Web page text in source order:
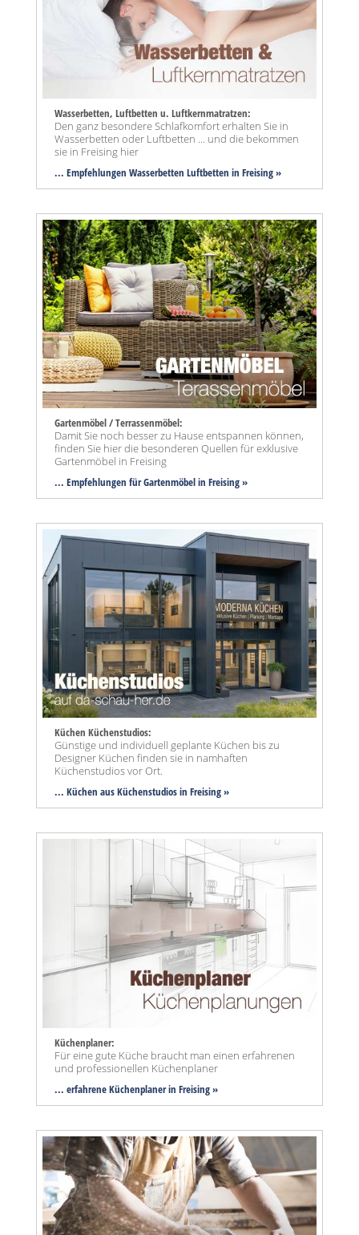
Wasserbetten, Luftbetten u. Luftkernmatratzen:
Den ganz besondere Schlafkomfort erhalten Sie in
Wasserbetten oder Luftbetten ... und die bekommen
sie in Freising hier
... Empfehlungen Wasserbetten Luftbetten in Freising »
Gartenmöbel / Terrassenmöbel:
Damit Sie noch besser zu Hause entspannen können,
finden Sie hier die besonderen Quellen für exklusive
Gartenmöbel in Freising
... Empfehlungen für Gartenmöbel in Freising »
Küchen Küchenstudios:
Günstige und individuell geplante Küchen bis zu
Designer Küchen finden sie in namhaften
Küchenstudios vor Ort.
... Küchen aus Küchenstudios in Freising »
Küchenplaner:
Für eine gute Küche braucht man einen erfahrenen
und professionellen Küchenplaner
... erfahrene Küchenplaner in Freising »